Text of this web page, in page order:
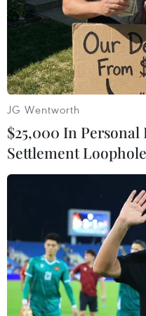
lưu trú đối với hành
(được công bố tại
tế).
Các cảng hàng
án, kế hoạch đón, trả
hàng không bảo đảm
ninh hàng không và
chống dịch COVID-
hoặc khu vực cách ly
thoáng; bố trí khu
hành khách lên,
giãn cách và các yêu
COVID-19 của Bộ Y tế…
JG Wentworth
$25,000 In Personal
Settlement